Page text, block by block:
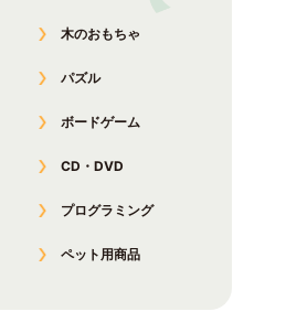
木のおもちゃ
パズル
ボードゲーム
CD・DVD
プログラミング
ペット用商品